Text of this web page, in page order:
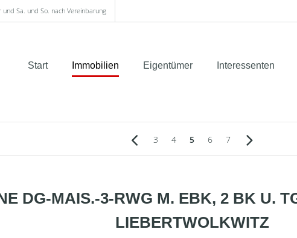
Sa. und So. nach Vereinbarung
Start Immobilien Eigentümer Interessenten
3 4 5 6 7
DG-MAIS.-3-RWG M. EBK, 2 BK U.
LIEBERTWOLKWITZ